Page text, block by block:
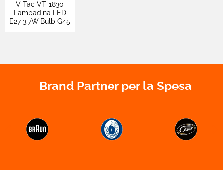
V-Tac VT-1830
Lampadina LED
E27 3.7W Bulb G45
Brand Partner per la Spesa